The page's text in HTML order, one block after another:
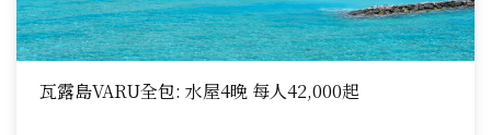
瓦露島VARU全包: 水屋4晚 每人42,000起